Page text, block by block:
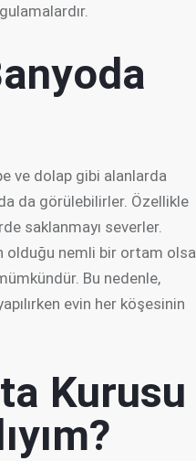
ve dolap gibi alanlarda
da görülebilirler. Özellikle
saklanmayı severler.
olduğu nemli bir ortam olsa
Bu nedenle,
evin her köşesinin
Kurusu